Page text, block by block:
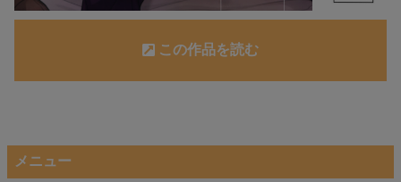
この作品を読む
メニュー